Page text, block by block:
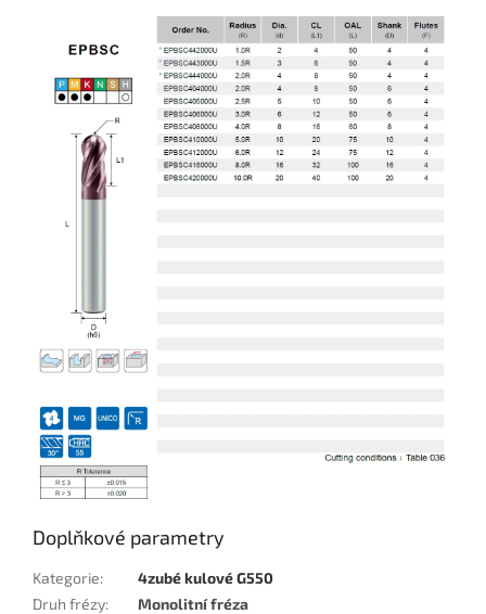
Doplňkové parametry
Kategorie:
4zubé kulové G550
Druh frézy:
Monolitní fréza